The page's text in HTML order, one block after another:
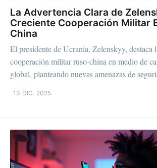
La Advertencia Clara de
Creciente Cooperación Militar
China
El presidente de Ucrania, Zelenskyy, destaca
cooperación militar ruso-china en medio de
global, planteando nuevas amenazas de
13 DIC. 2025